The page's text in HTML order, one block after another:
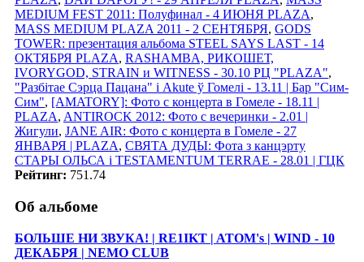
MEDIUM FEST 2011: Полуфинал - 4 ИЮНЯ PLAZA,
MASS MEDIUM PLAZA 2011 - 2 СЕНТЯБРЯ, GODS
TOWER: презентация альбома STEEL SAYS LAST - 14
ОКТЯБРЯ PLAZA, RASHAMBA, РИКОШЕТ,
IVORYGOD, STRAIN и WITNESS - 30.10 РЦ "PLAZA",
"Разбітае Сэрца Пацана" і Akute ў Гомелi - 13.11 | Бар "Сим-
Сим", [AMATORY]: Фото с концерта в Гомеле - 18.11 |
PLAZA, ANTIROCK 2012: Фото с вечеринки - 2.01 |
Жигули, JANE AIR: Фото с концерта в Гомеле - 27
ЯНВАРЯ | PLAZA, СВЯТА ДУДЫ: Фота з канцэрту
СТАРЫ ОЛЬСА i TESTAMENTUM TERRAE - 28.01 | ГЦК
Рейтинг: 751.74
Об альбоме
БОЛЬШЕ НИ ЗВУКА! | RE1IKT | ATOM's | WIND - 10
ДЕКАБРЯ | NEMO CLUB